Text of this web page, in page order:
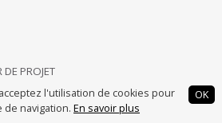
l'utilisation de cookies pour
navigation. En savoir plus
OK
PROJET